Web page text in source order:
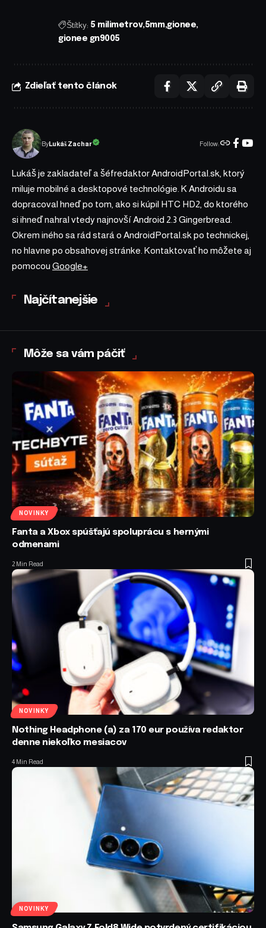
Štítky: 5 milimetrov 5mm gionee
gionee gn9005
Zdieľať tento článok
ByLukáš Zachar Follow:
Lukáš je zakladateľ a šéfredaktor AndroidPortal.sk, ktorý
miluje mobilné a desktopové technológie. K Androidu sa
dopracoval hneď po tom, ako si kúpil HTC HD2, do ktorého
si ihneď nahral vtedy najnovší Android 2.3 Gingerbread.
Okrem iného sa rád stará o AndroidPortal.sk po technickej,
no hlavne po obsahovej stránke. Kontaktovať ho môžete aj
pomocou Google+
Najčítanejšie
Môže sa vám páčiť
NOVINKY
Fanta a Xbox spúšťajú spoluprácu s hernými
odmenami
2 Min Read
NOVINKY
Nothing Headphone (a) za 170 eur používa redaktor
denne niekoľko mesiacov
4 Min Read
NOVINKY